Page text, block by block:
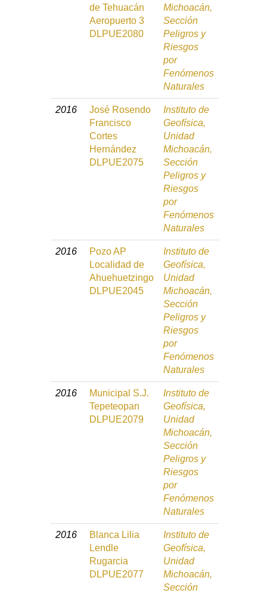
de Tehuacán
Aeropuerto 3
DLPUE2080
Michoacán,
Sección
Peligros y
Riesgos
por
Fenómenos
Naturales
2016
José Rosendo
Francisco
Cortes
Hernández
DLPUE2075
Instituto de
Geofísica,
Unidad
Michoacán,
Sección
Peligros y
Riesgos
por
Fenómenos
Naturales
2016
Pozo AP
Localidad de
Ahuehuetzingo
DLPUE2045
Instituto de
Geofísica,
Unidad
Michoacán,
Sección
Peligros y
Riesgos
por
Fenómenos
Naturales
2016
Municipal S.J.
Tepeteopan
DLPUE2079
Instituto de
Geofísica,
Unidad
Michoacán,
Sección
Peligros y
Riesgos
por
Fenómenos
Naturales
2016
Blanca Lilia
Lendle
Rugarcia
DLPUE2077
Instituto de
Geofísica,
Unidad
Michoacán,
Sección